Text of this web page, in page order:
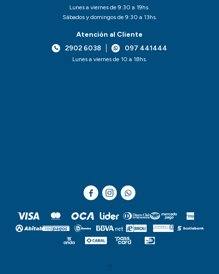
Lunes a viernes de 9:30 a 19hs.
Sábados y domingos de 9:30 a 13hs.
Atención al Cliente
2902 6038
097 441444
Lunes a viernes de 10 a 18hs.
  